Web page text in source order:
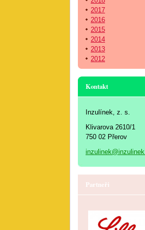
2017
2016
2015
2014
2013
2012
Kontakt
Inzulínek, z. s.
Klivarova 2610/1
750 02 Přerov
Partneři